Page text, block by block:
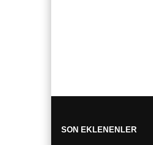
SON EKLENENLER